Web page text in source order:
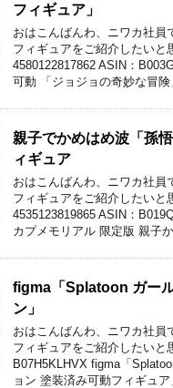
フィギュア」
おはこんばんわ、ニワカ社員
フィギュアをご紹介したいと
4580122817862 ASIN：
可動 「ジョジョの奇妙な冒険
親子でかめはめ波「孫
ィギュア
おはこんばんわ、ニワカ社員
フィギュアをご紹介したいと
4535123819865 ASIN：
カプメモリアル 限定版 親子
figma「Splatoon ガー
ン」
おはこんばんわ、ニワカ社員
フィギュアをご紹介したいと
B07H5KLHVX figma「
ョン 塗装済み可動フィギュア